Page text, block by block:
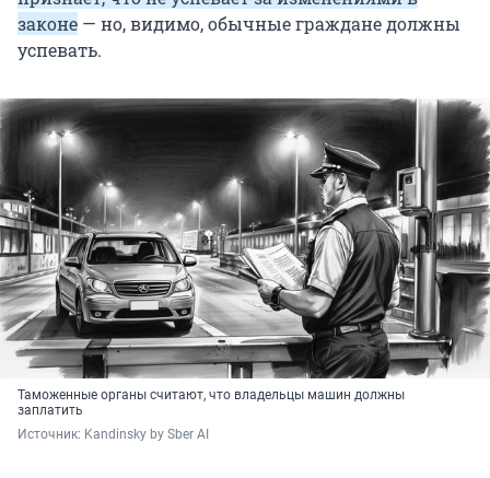
законе — но, видимо, обычные граждане должны
успевать.
Таможенные органы считают, что владельцы машин должны
заплатить
Источник: Kandinsky by Sber AI